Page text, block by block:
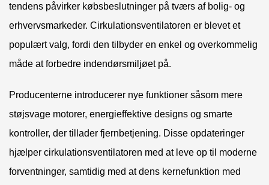
tendens påvirker købsbeslutninger på tværs af bolig- og
erhvervsmarkeder. Cirkulationsventilatoren er blevet et
populært valg, fordi den tilbyder en enkel og overkommelig
måde at forbedre indendørsmiljøet på.
Producenterne introducerer nye funktioner såsom mere
støjsvage motorer, energieffektive designs og smarte
kontroller, der tillader fjernbetjening. Disse opdateringer
hjælper cirkulationsventilatoren med at leve op til moderne
forventninger, samtidig med at dens kernefunktion med